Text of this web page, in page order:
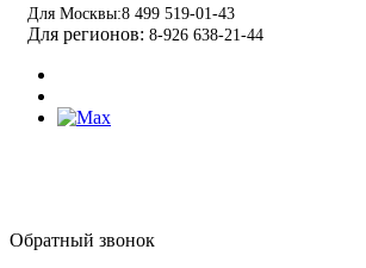
Для Москвы:8 499 519-01-43
Для регионов: 8-926 638-21-44
Обратный звонок